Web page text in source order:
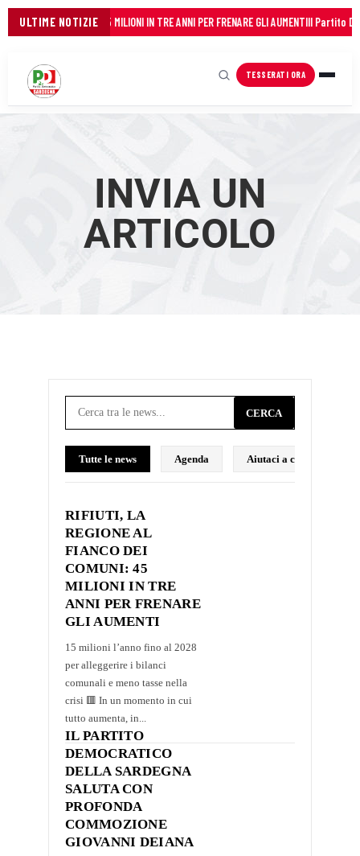
ULTIME NOTIZIE
DEI COMUNI: 45 MILIONI IN TRE ANNI PER FRENARE GLI AUMENTIIl Partito
TESSERATI ORA
INVIA UN
ARTICOLO
CERCA
Tutte le news Agenda Aiutaci a costruire il
RIFIUTI, LA
REGIONE AL
FIANCO DEI
COMUNI: 45
MILIONI IN TRE
ANNI PER FRENARE
GLI AUMENTI
15 milioni l’anno fino al 2028
per alleggerire i bilanci
comunali e meno tasse nella
crisi 🟥 In un momento in cui
tutto aumenta, in...
IL PARTITO
DEMOCRATICO
DELLA SARDEGNA
SALUTA CON
PROFONDA
COMMOZIONE
GIOVANNI DEIANA